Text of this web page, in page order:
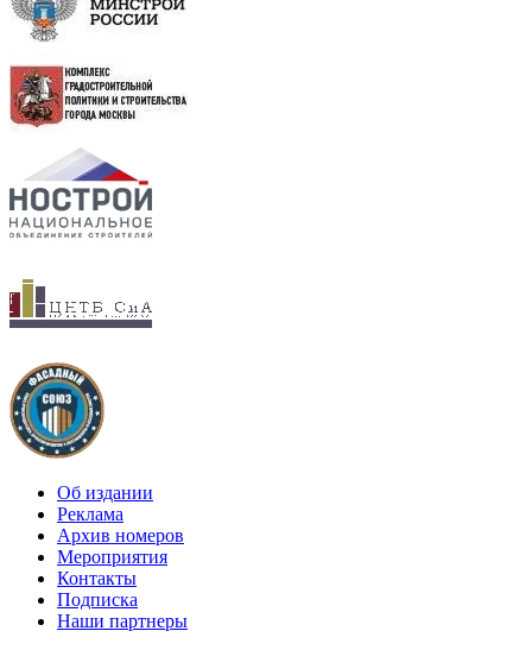
Об издании
Реклама
Архив номеров
Мероприятия
Контакты
Подписка
Наши партнеры